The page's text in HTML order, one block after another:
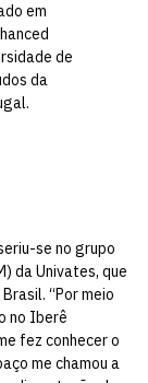
em
de
da
se no grupo
da Univates, que
“Por meio
no Iberê
fez conhecer o
me chamou a